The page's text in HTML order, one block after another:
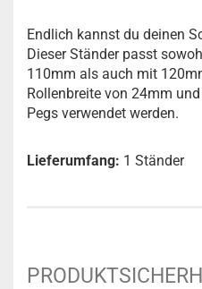
Endlich kannst du deinen
Dieser Ständer passt
110mm als auch mit
Rollenbreite von 24mm
Pegs verwendet werden.
Lieferumfang: 1 Ständer